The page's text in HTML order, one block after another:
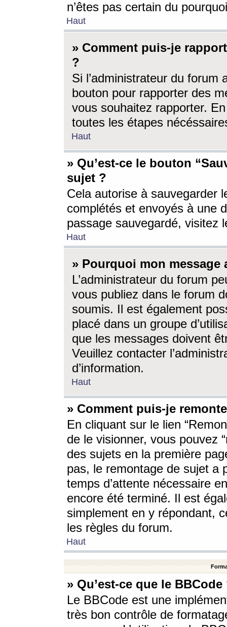
n’êtes pas certain du
Haut
» Comment puis-je
?
Si l’administrateur du forum
bouton pour rapporter des
vous souhaitez rapporter.
toutes les étapes
Haut
» Qu’est-ce le bouton
sujet ?
Cela autorise à sauvegarder
complétés et envoyés à une
passage sauvegardé, visitez
Haut
» Pourquoi mon message
L’administrateur du forum
vous publiez dans le forum
soumis. Il est également
placé dans un groupe
que les messages doivent
Veuillez contacter
d’information.
Haut
» Comment puis-je
En cliquant sur le lien
de le visionner, vous pouvez
des sujets en la première
pas, le remontage de sujet a
temps d’attente nécessaire
encore été terminé. Il est
simplement en y répondant,
les règles du forum.
Haut
» Qu’est-ce que le BBCode
Le BBCode est une
très bon contrôle de